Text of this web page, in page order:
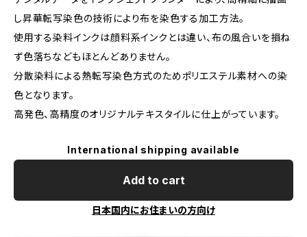
し昇華転写染色の技術により布を染色する加工方法。
使用する染料インクは顔料系インクとは違い、布の風合いを損ね
ず色落ちなどもほとんどありません。
分散染料による熱転写染色方式のためポリエステル素材への染
色となります。
高発色、高精度のオリジナルテキスタイルに仕上がっています。
International shipping available
Add to cart
日本国内にお住まいの方向け